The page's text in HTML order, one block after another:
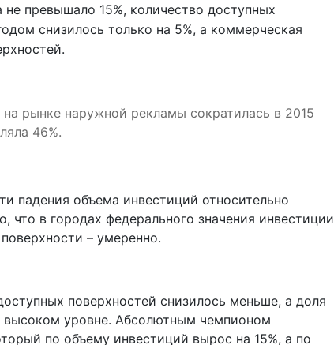
превышало 15%, количество доступных
снизилось только на 5%, а коммерческая
рынке наружной рекламы сократилась в 2015
46%.
падения объема инвестиций относительно
что в городах федерального значения инвестиции
– умеренно.
поверхностей снизилось меньше, а доля
уровне. Абсолютным чемпионом
по объему инвестиций вырос на 15%, а по